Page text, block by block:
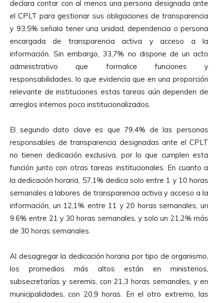
declara contar con al menos una persona designada ante
el CPLT para gestionar sus obligaciones de transparencia
y 93,5% señala tener una unidad, dependencia o persona
encargada de transparencia activa y acceso a la
información. Sin embargo, 33,7% no dispone de un acto
administrativo que formalice funciones y
responsabilidades, lo que evidencia que en una proporción
relevante de instituciones estas tareas aún dependen de
arreglos internos poco institucionalizados.
El segundo dato clave es que 79,4% de las personas
responsables de transparencia designadas ante el CPLT
no tienen dedicación exclusiva, por lo que cumplen esta
función junto con otras tareas institucionales. En cuanto a
la dedicación horaria, 57,1% dedica solo entre 1 y 10 horas
semanales a labores de transparencia activa y acceso a la
información, un 12,1% entre 11 y 20 horas semanales, un
9.6% entre 21 y 30 horas semanales, y solo un 21,2% más
de 30 horas semanales.
Al desagregar la dedicación horaria por tipo de organismo,
los promedios más altos están en ministerios,
subsecretarías y seremis, con 21,3 horas semanales, y en
municipalidades, con 20,9 horas. En el otro extremo, las